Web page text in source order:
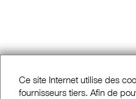
Ce site Internet utilise des
fournisseurs tiers. Afin de